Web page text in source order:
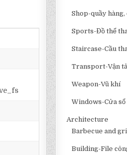
Shop-quầy
Sports-Đồ thể
Staircase-Cầu
Transport-Vận
Weapon-Vũ khí
Windows-Cửa sổ
Architecture
Barbecue and
Building-File